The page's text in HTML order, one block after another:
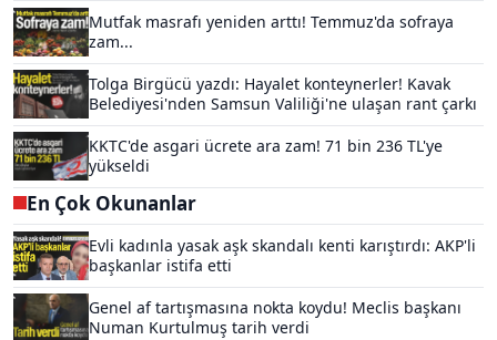
Mutfak masrafı yeniden arttı! Temmuz'da sofraya
zam...
Tolga Birgücü yazdı: Hayalet konteynerler! Kavak
Belediyesi'nden Samsun Valiliği'ne ulaşan rant çarkı
KKTC'de asgari ücrete ara zam! 71 bin 236 TL'ye
yükseldi
En Çok Okunanlar
Evli kadınla yasak aşk skandalı kenti karıştırdı: AKP'li
başkanlar istifa etti
Genel af tartışmasına nokta koydu! Meclis başkanı
Numan Kurtulmuş tarih verdi